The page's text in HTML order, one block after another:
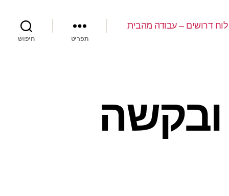
לוח דרושים – עבודה מהבית
תפריט חיפוש
ובקשה